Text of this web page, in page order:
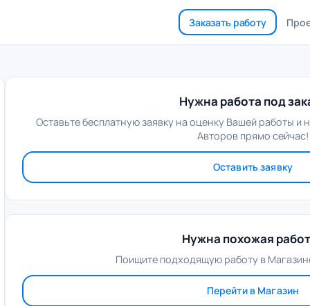
Заказать работу
Нужна работа под
Оставьте бесплатную заявку на оценку Вашей работы и
Авторов прямо сейчас!
Оставить заявку
Нужна похожая
Поищите подходящую работу в
Перейти в Магазин